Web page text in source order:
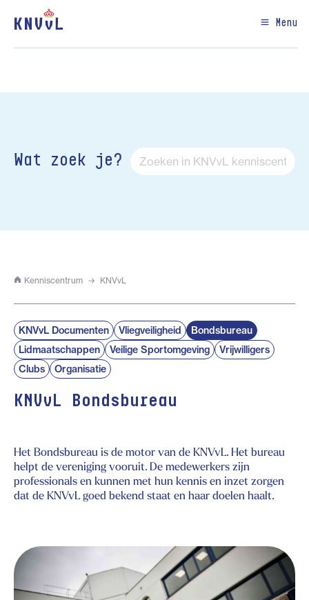
Menu
Wat zoek je?
Kenniscentrum KNVvL
KNVvL Documenten Vliegveiligheid
Bondsbureau
Lidmaatschappen
Veilige Sportomgeving
Vrijwilligers
Clubs
Organisatie
KNVvL Bondsbureau
Het Bondsbureau is de motor van de KNVvL. Het bureau
helpt de vereniging vooruit. De medewerkers zijn
professionals en kunnen met hun kennis en inzet zorgen
dat de KNVvL goed bekend staat en haar doelen haalt.